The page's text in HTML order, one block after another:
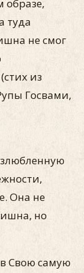
образе,
туда
не смог
из
Госвами,
Она не
но
Свою самую